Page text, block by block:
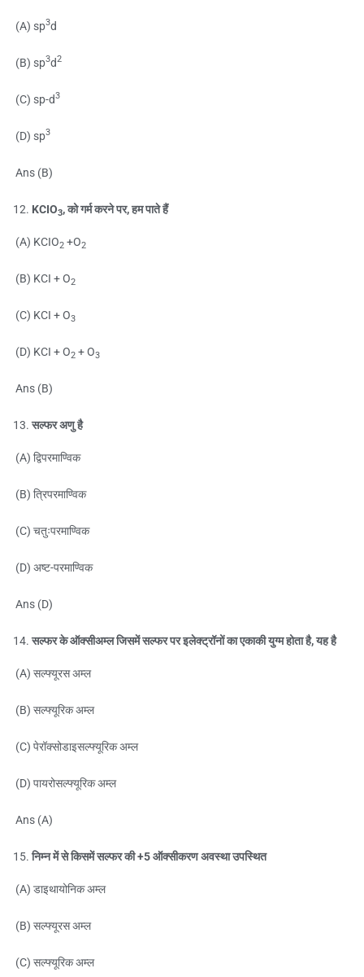
(A) sp3d
(B) sp3d2
(C) sp-d3
(D) sp3
Ans (B)
KCIO3, को गर्म करने पर, हम पाते हैं
(A) KCIO2+O2
(B) KCI + O2
(C) KCI + O3
(D) KCI + O2+ O3
Ans (B)
सल्फर अणु है
(A) द्विपरमाण्विक
(B) त्रिपरमाण्विक
(C) चतुःपरमाण्विक
(D) अष्ट-परमाण्विक
Ans (D)
सल्फर के ऑक्सीअम्ल जिसमें सल्फर पर इलेक्ट्रॉनों का एकाकी युग्म होता है, यह है
(A) सल्फ्यूरस अम्ल
(B) सल्फ्यूरिक अम्ल
(C) पेरॉक्सोडाइसल्फ्यूरिक अम्ल
(D) पायरोसल्फ्यूरिक अम्ल
Ans (A)
निम्न में से किसमें सल्फर की +5 ऑक्सीकरण अवस्था उपस्थित
(A) डाइथायोनिक अम्ल
(B) सल्फ्यूरस अम्ल
(C) सल्फ्यूरिक अम्ल